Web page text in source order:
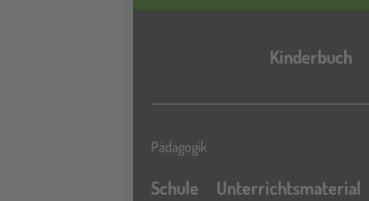
Kinderbuch
Pädagogik
Schule Unterrichtsmaterial